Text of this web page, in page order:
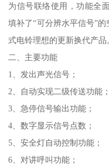
为信号联络使用，功能全
填补了“可分辨水平信号”
式电铃理想的更新换代产品
二、主要功能
1、发出声光信号；
2、自动实现二级传送功能；
3、急停信号输出功能；
4、数字显示信号点数；
5、安全灯自动控制功能；
6、对讲呼叫功能；